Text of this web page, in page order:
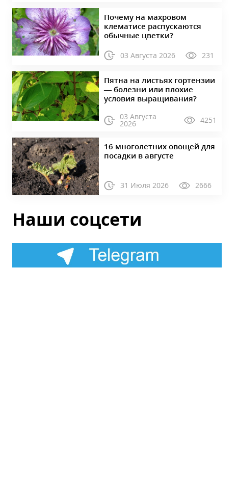
Почему на махровом
клематисе распускаются
обычные цветки?
03 Августа 2026 231
Пятна на листьях гортензии
— болезни или плохие
условия выращивания?
03 Августа
2026 4251
16 многолетних овощей для
посадки в августе
31 Июля 2026 2666
Наши соцсети